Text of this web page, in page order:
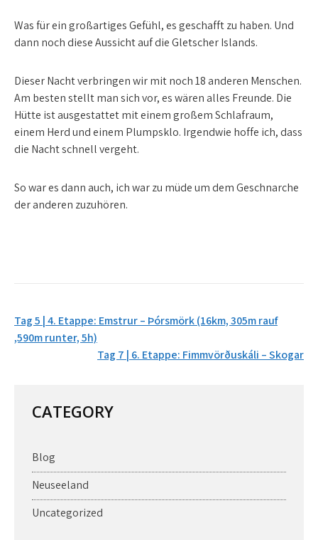
Was für ein großartiges Gefühl, es geschafft zu haben. Und
dann noch diese Aussicht auf die Gletscher Islands.
Dieser Nacht verbringen wir mit noch 18 anderen Menschen.
Am besten stellt man sich vor, es wären alles Freunde. Die
Hütte ist ausgestattet mit einem großem Schlafraum,
einem Herd und einem Plumpsklo. Irgendwie hoffe ich, dass
die Nacht schnell vergeht.
So war es dann auch, ich war zu müde um dem Geschnarche
der anderen zuzuhören.
Beitrags-
Navigation
Tag 5 | 4. Etappe: Emstrur – Þórsmörk (16km, 305m rauf
,590m runter, 5h)
Tag 7 | 6. Etappe: Fimmvörðuskáli – Skogar
CATEGORY
Blog
Neuseeland
Uncategorized